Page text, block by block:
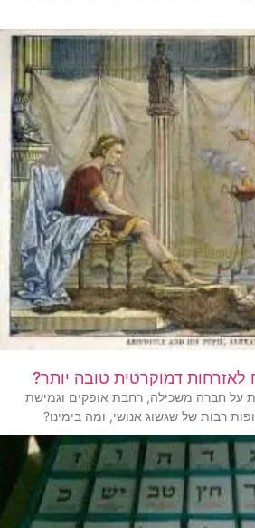
לאזרחות דמוקרטית טובה יותר?
על חברה משכילה, רחבת אופקים וגמישת
רבות של שגשוג אנושי, ומה בימינו?